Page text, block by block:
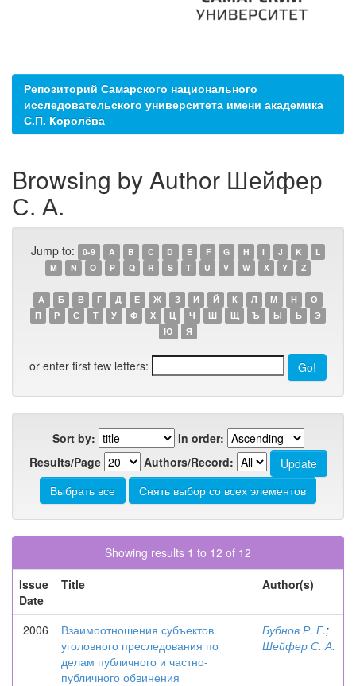
Репозиторий Самарского национального
исследовательского университета имени академика
С.П. Королёва
Browsing by Author Шейфер
С. А.
Jump to: 0-9 A B C D E F G H I J K
L
M
N O P Q R S T U V W X Y Z
А Б В Г Д Е Ж З И Й К Л М Н
О
П
Р С Т У Ф Х Ц Ч Ш Щ Ъ Ы Ь
Э
Ю
Я
or enter first few letters:
Sort by:
In order:
Results/Page
Authors/Record:
Showing results 1 to 12 of 12
Issue
Date
Title Author(s)
2006
Взаимоотношения субъектов
уголовного преследования по
делам публичного и частно-
публичного обвинения
Бубнов Р. Г.;
Шейфер С. А.